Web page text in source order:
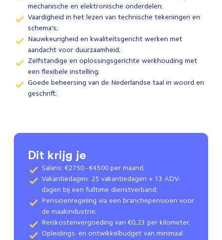
mechanische en elektronische onderdelen;
Vaardigheid in het lezen van technische tekeningen en
schema’s;
Nauwkeurigheid en kwaliteitsgericht werken met
aandacht voor duurzaamheid;
Zelfstandige en oplossingsgerichte werkhouding met
een flexibele instelling;
Goede beheersing van de Nederlandse taal in woord en
geschrift;
Dit krijg je
Salaris: €2750 - €4500 per maand;
Vakantiedagen: 25 vakantiedagen + 13 ADV-
dagen bij een fulltime dienstverband;
Pensioenregeling via een branchepensioen voor
de maakindustrie;
Reiskostenvergoeding van €0,23 per kilometer;
Opleidings- en ontwikkelbudget van minimaal